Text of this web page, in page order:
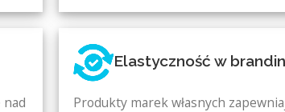
Elastyczność w
Produkty marek własnych